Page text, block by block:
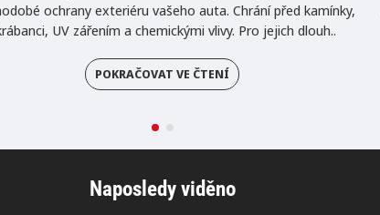
ochrany exteriéru vašeho auta. Chrání před kamínky,
UV zářením a chemickými vlivy. Pro jejich dlouh..
POKRAČOVAT VE ČTENÍ
Naposledy viděno